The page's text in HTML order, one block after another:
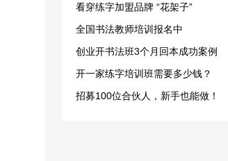
看穿练字加盟品牌 “花架子”
全国书法教师培训报名中
创业开书法班3个月回本成功案例
开一家练字培训班需要多少钱？
招募100位合伙人，新手也能做！